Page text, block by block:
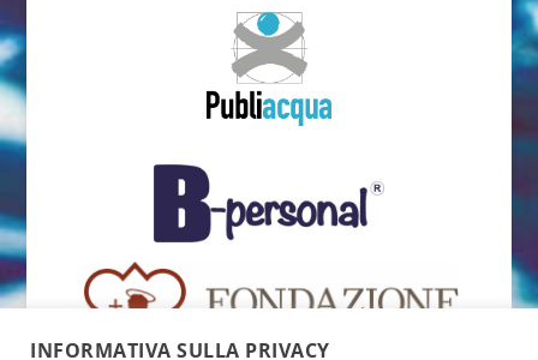
INFORMATIVA SULLA PRIVACY